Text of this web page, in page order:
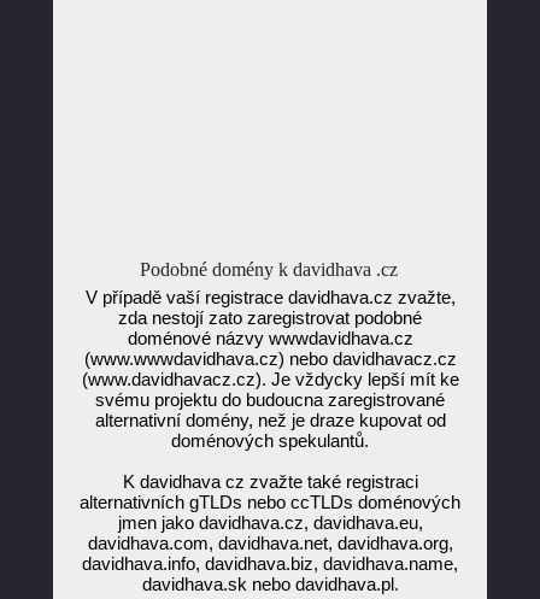
Podobné domény k davidhava .cz
V případě vaší registrace davidhava.cz zvažte,
zda nestojí zato zaregistrovat podobné
doménové názvy wwwdavidhava.cz
(www.wwwdavidhava.cz) nebo davidhavacz.cz
(www.davidhavacz.cz). Je vždycky lepší mít ke
svému projektu do budoucna zaregistrované
alternativní domény, než je draze kupovat od
doménových spekulantů.
K davidhava cz zvažte také registraci
alternativních gTLDs nebo ccTLDs doménových
jmen jako davidhava.cz, davidhava.eu,
davidhava.com, davidhava.net, davidhava.org,
davidhava.info, davidhava.biz, davidhava.name,
davidhava.sk nebo davidhava.pl.